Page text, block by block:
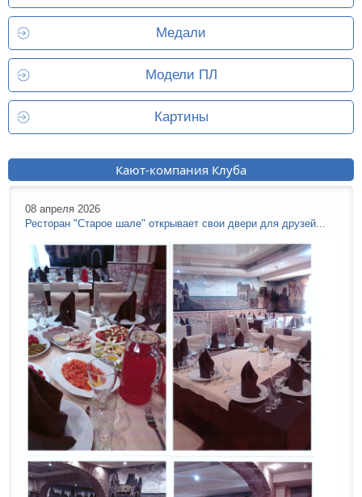
Медали
Модели ПЛ
Картины
Кают-компания Клуба
08 апреля 2026
Ресторан "Старое шале" открывает свои двери для друзей...